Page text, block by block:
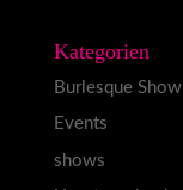
Kategorien
Burlesque Show
Events
shows